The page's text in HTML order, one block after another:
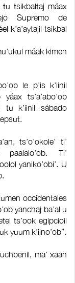
tu tsikbaltaj máax
Supremo de
k’a’aytajil tsikbal
máak kimen
le p’is k’iinil
ts’a’abo’ob
tu k’iinil sábado
ts’o’okole’ ti’
paalalo’ob. Ti’
yaniko’obi’. U
occidentales
yanchaj ba’al u
ts’ook egipcioil
yuum k’iino’ob”.
ma’ xaan